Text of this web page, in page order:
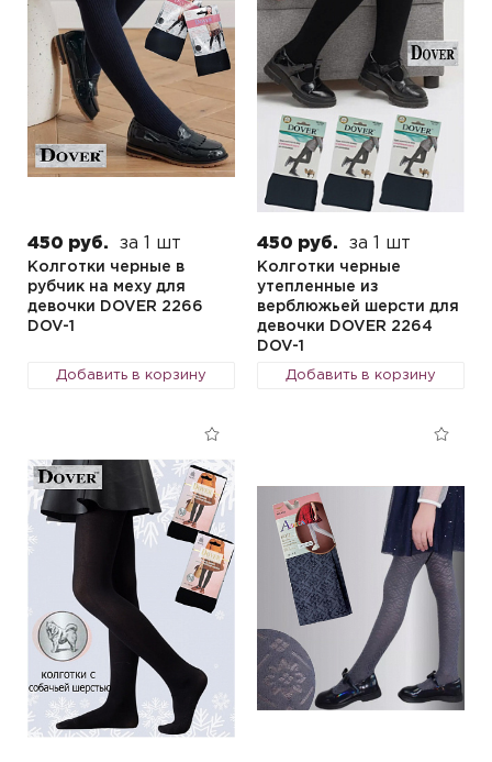
450 руб. за 1 шт
Колготки черные в
рубчик на меху для
девочки DOVER 2266
DOV-1
Добавить в корзину
450 руб. за 1 шт
Колготки черные
утепленные из
верблюжьей шерсти для
девочки DOVER 2264
DOV-1
Добавить в корзину